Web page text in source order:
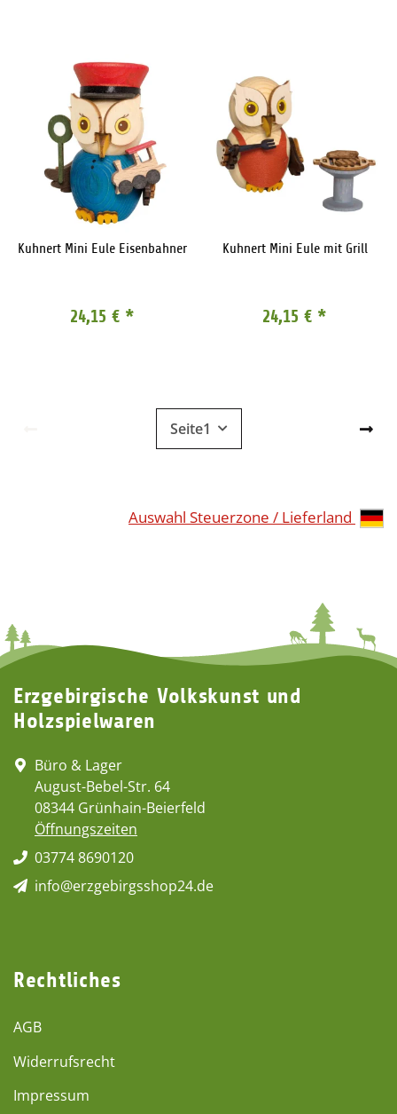
Kuhnert Mini Eule Eisenbahner
24,15 € *
Kuhnert Mini Eule mit Grill
24,15 € *
Seite1
Auswahl Steuerzone / Lieferland
Erzgebirgische Volkskunst und
Holzspielwaren
Büro & Lager
August-Bebel-Str. 64
08344 Grünhain-Beierfeld
Öffnungszeiten
03774 8690120
info@erzgebirgsshop24.de
Rechtliches
AGB
Widerrufsrecht
Impressum